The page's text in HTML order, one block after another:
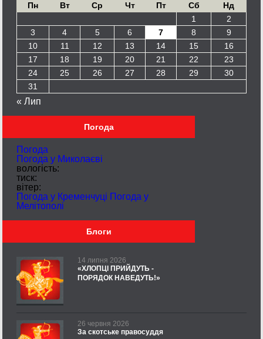
Пн
Вт Ср Чт Пт Сб
Нд
1
2
3
4 5 6 7 8
9
10
11 12 13 14 15
16
17
18 19 20 21 22
23
24
25 26 27 28 29
30
31
« Лип
Погода
Погода
Погода у Миколаєві
вологість:
тиск:
вітер:
Погода у Кременчуці Погода у
Мелітополі
Блоги
14 липня 2026
«ХЛОПЦІ ПРИЙДУТЬ -
ПОРЯДОК НАВЕДУТЬ!»
26 червня 2026
За скотське правосуддя